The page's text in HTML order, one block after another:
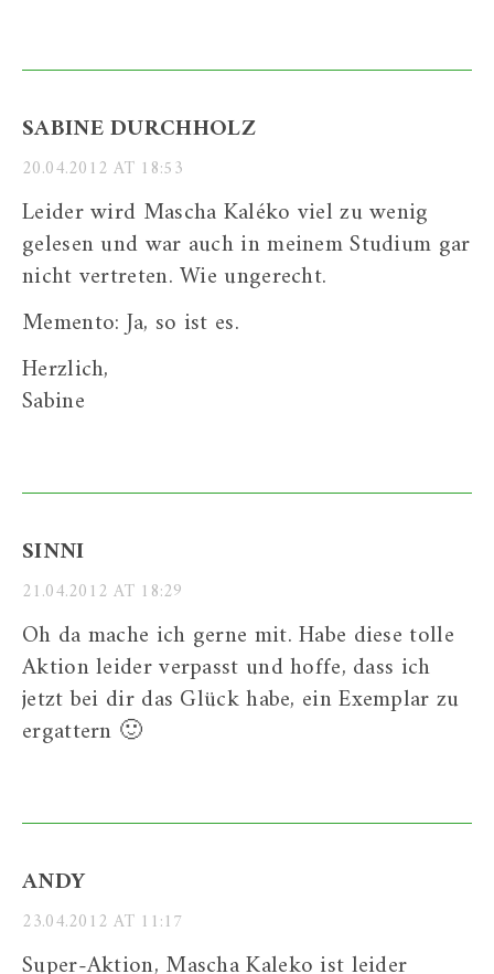
SABINE DURCHHOLZ
20.04.2012 AT 18:53
Leider wird Mascha Kaléko viel zu wenig
gelesen und war auch in meinem Studium gar
nicht vertreten. Wie ungerecht.
Memento: Ja, so ist es.
Herzlich,
Sabine
SINNI
21.04.2012 AT 18:29
Oh da mache ich gerne mit. Habe diese tolle
Aktion leider verpasst und hoffe, dass ich
jetzt bei dir das Glück habe, ein Exemplar zu
ergattern 🙂
ANDY
23.04.2012 AT 11:17
Super-Aktion, Mascha Kaleko ist leider